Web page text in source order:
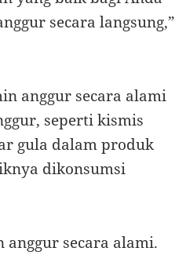
secara langsung,”
anggur secara alami
seperti kismis
gula dalam produk
dikonsumsi
secara alami.